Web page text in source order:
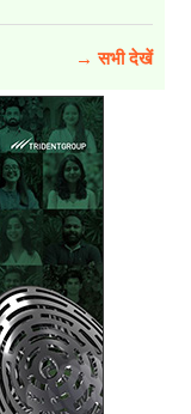
→ सभी देखें